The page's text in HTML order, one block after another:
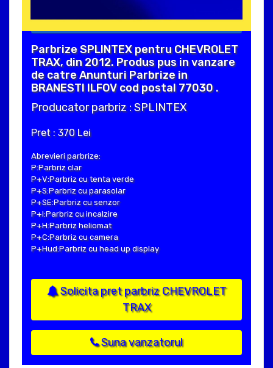
Parbrize SPLINTEX pentru CHEVROLET
TRAX, din 2012. Produs pus in vanzare
de catre Anunturi Parbrize in
BRANESTI ILFOV cod postal 77030 .
Producator parbriz : SPLINTEX
Pret : 370 Lei
Abrevieri parbrize:
P:Parbriz clar
P+V:Parbriz cu tenta verde
P+S:Parbriz cu parasolar
P+SE:Parbriz cu senzor
P+I:Parbriz cu incalzire
P+H:Parbriz heliomat
P+C:Parbriz cu camera
P+Hud:Parbriz cu head up display
Solicita pret parbriz CHEVROLET
TRAX
Suna vanzatorul